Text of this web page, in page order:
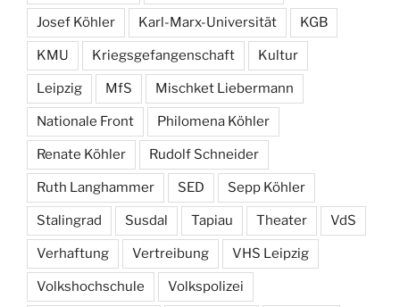
Josef Köhler Karl-Marx-Universität KGB
KMU Kriegsgefangenschaft Kultur
Leipzig MfS Mischket Liebermann
Nationale Front Philomena Köhler
Renate Köhler Rudolf Schneider
Ruth Langhammer SED Sepp Köhler
Stalingrad Susdal Tapiau Theater VdS
Verhaftung Vertreibung VHS Leipzig
Volkshochschule Volkspolizei